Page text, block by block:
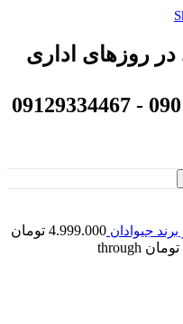
روزهای اداری
جیوادان 4.999.000 تومان
Price range: 349.000 تومان through